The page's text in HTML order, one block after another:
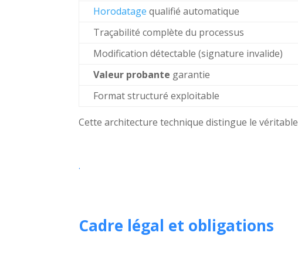
Horodatage qualifié automatique
Traçabilité complète du processus
Modification détectable (signature invalide)
Valeur probante garantie
Format structuré exploitable
Cette architecture technique distingue le véritable
.
Cadre légal et obligations